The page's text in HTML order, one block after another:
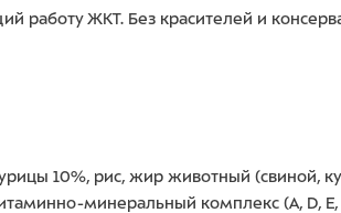
работу ЖКТ. Без красителей и
10%, рис, жир животный (свиной,
минеральный комплекс (A, D, E,